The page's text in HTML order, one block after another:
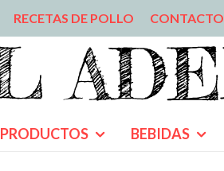
RECETAS DE POLLO CONTACTO
PRODUCTOS BEBIDAS